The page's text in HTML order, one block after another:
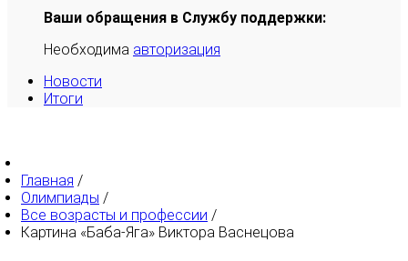
Ваши обращения в Службу поддержки:
Необходима авторизация
Новости
Итоги
Главная /
Олимпиады /
Все возрасты и профессии /
Картина «Баба-Яга» Виктора Васнецова